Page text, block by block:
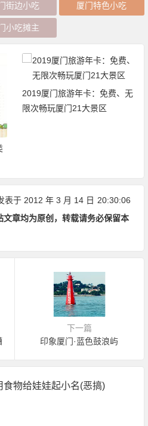
街边小吃 厦门特色小吃
小吃摊主
2019厦门旅游年卡：免费、无
限次畅玩厦门21大景区
表于 2012 年 3 月 14 日 20:30:06
文章均为原创，转载请务必保留本
下一篇
印象厦门·蓝色鼓浪屿
食物给娃娃起小名(恶搞)